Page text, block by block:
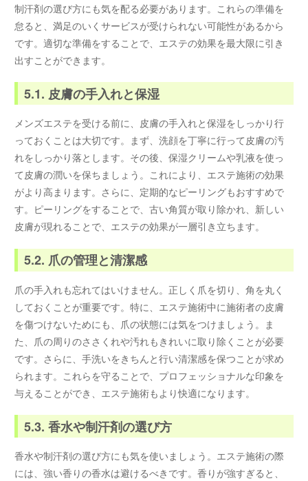
制汗剤の選び方にも気を配る必要があります。これらの準備を
怠ると、満足のいくサービスが受けられない可能性があるから
です。適切な準備をすることで、エステの効果を最大限に引き
出すことができます。
5.1. 皮膚の手入れと保湿
メンズエステを受ける前に、皮膚の手入れと保湿をしっかり行
っておくことは大切です。まず、洗顔を丁寧に行って皮膚の汚
れをしっかり落とします。その後、保湿クリームや乳液を使っ
て皮膚の潤いを保ちましょう。これにより、エステ施術の効果
がより高まります。さらに、定期的なピーリングもおすすめで
す。ピーリングをすることで、古い角質が取り除かれ、新しい
皮膚が現れることで、エステの効果が一層引き立ちます。
5.2. 爪の管理と清潔感
爪の手入れも忘れてはいけません。正しく爪を切り、角を丸く
しておくことが重要です。特に、エステ施術中に施術者の皮膚
を傷つけないためにも、爪の状態には気をつけましょう。ま
た、爪の周りのささくれや汚れもきれいに取り除くことが必要
です。さらに、手洗いをきちんと行い清潔感を保つことが求め
られます。これらを守ることで、プロフェッショナルな印象を
与えることができ、エステ施術もより快適になります。
5.3. 香水や制汗剤の選び方
香水や制汗剤の選び方にも気を使いましょう。エステ施術の際
には、強い香りの香水は避けるべきです。香りが強すぎると、